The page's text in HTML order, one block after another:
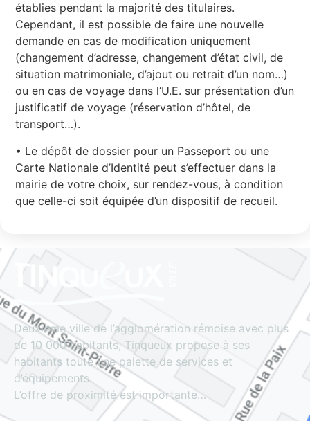
établies pendant la majorité des titulaires.
Cependant, il est possible de faire une nouvelle
demande en cas de modification uniquement
(changement d’adresse, changement d’état civil, de
situation matrimoniale, d’ajout ou retrait d’un nom…)
ou en cas de voyage dans l’U.E. sur présentation d’un
justificatif de voyage (réservation d’hôtel, de
transport…).
• Le dépôt de dossier pour un Passeport ou une
Carte Nationale d’Identité peut s’effectuer dans la
mairie de votre choix, sur rendez-vous, à condition
que celle-ci soit équipée d’un dispositif de recueil.
Deuxième ville de l’agglomération rémoise avec plus
de 10 000 habitants, Tinqueux propose à ses
habitants toute une palette de services et
d’équipements.
L’offre de proximité est importante…